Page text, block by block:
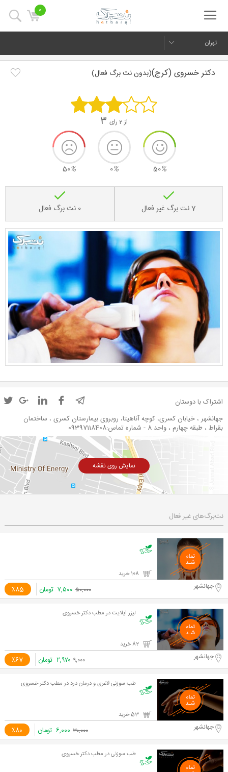
0
تهران
دکتر خسروی (کرج)(بدون نت برگ فعال)
از 2 رای 3
50%
0%
50%
7 نت برگ غیر فعال 0 نت برگ فعال
اشتراک با دوستان
جهانشهر ، خیابان کسری، کوچه آناهیتا، روبروی بیمارستان کسری ، ساختمان
بقراط ، طبقه چهارم ، واحد 8 - شماره تماس:09397118408
نمایش روی نقشه
نت‌برگ‌های غیر فعال
٪85 جهانشهر ۵۰,۰۰۰ ۷,۵۰۰ تومان
لیزر ایلایت در مطب دکتر خسروی
٪67 جهانشهر ۹,۰۰۰ ۲,۹۷۰ تومان
طب سوزنی لاغری و درمان درد در مطب دکتر خسروی
٪80 جهانشهر ۳۰,۰۰۰ ۶,۰۰۰ تومان
طب سوزنی در مطب دکتر خسروی